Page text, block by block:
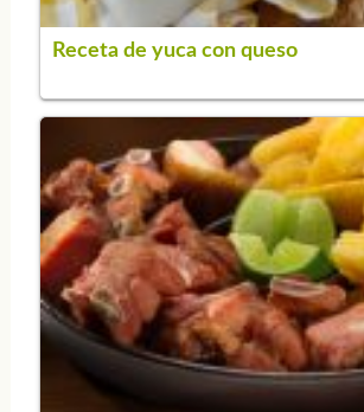
Receta de yuca con queso